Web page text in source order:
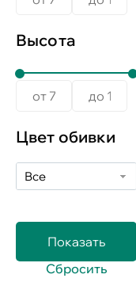
Высота
Цвет обивки
Все